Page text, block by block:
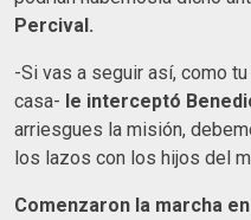
Percival.
-Si vas a seguir así, como
casa- le interceptó
arriesgues la misión,
los lazos con los hijos del
Comenzaron la marcha